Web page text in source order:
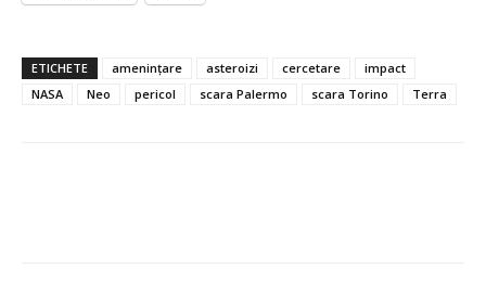
ETICHETE amenințare asteroizi cercetare
impact
NASA
Neo pericol scara Palermo scara Torino Terra